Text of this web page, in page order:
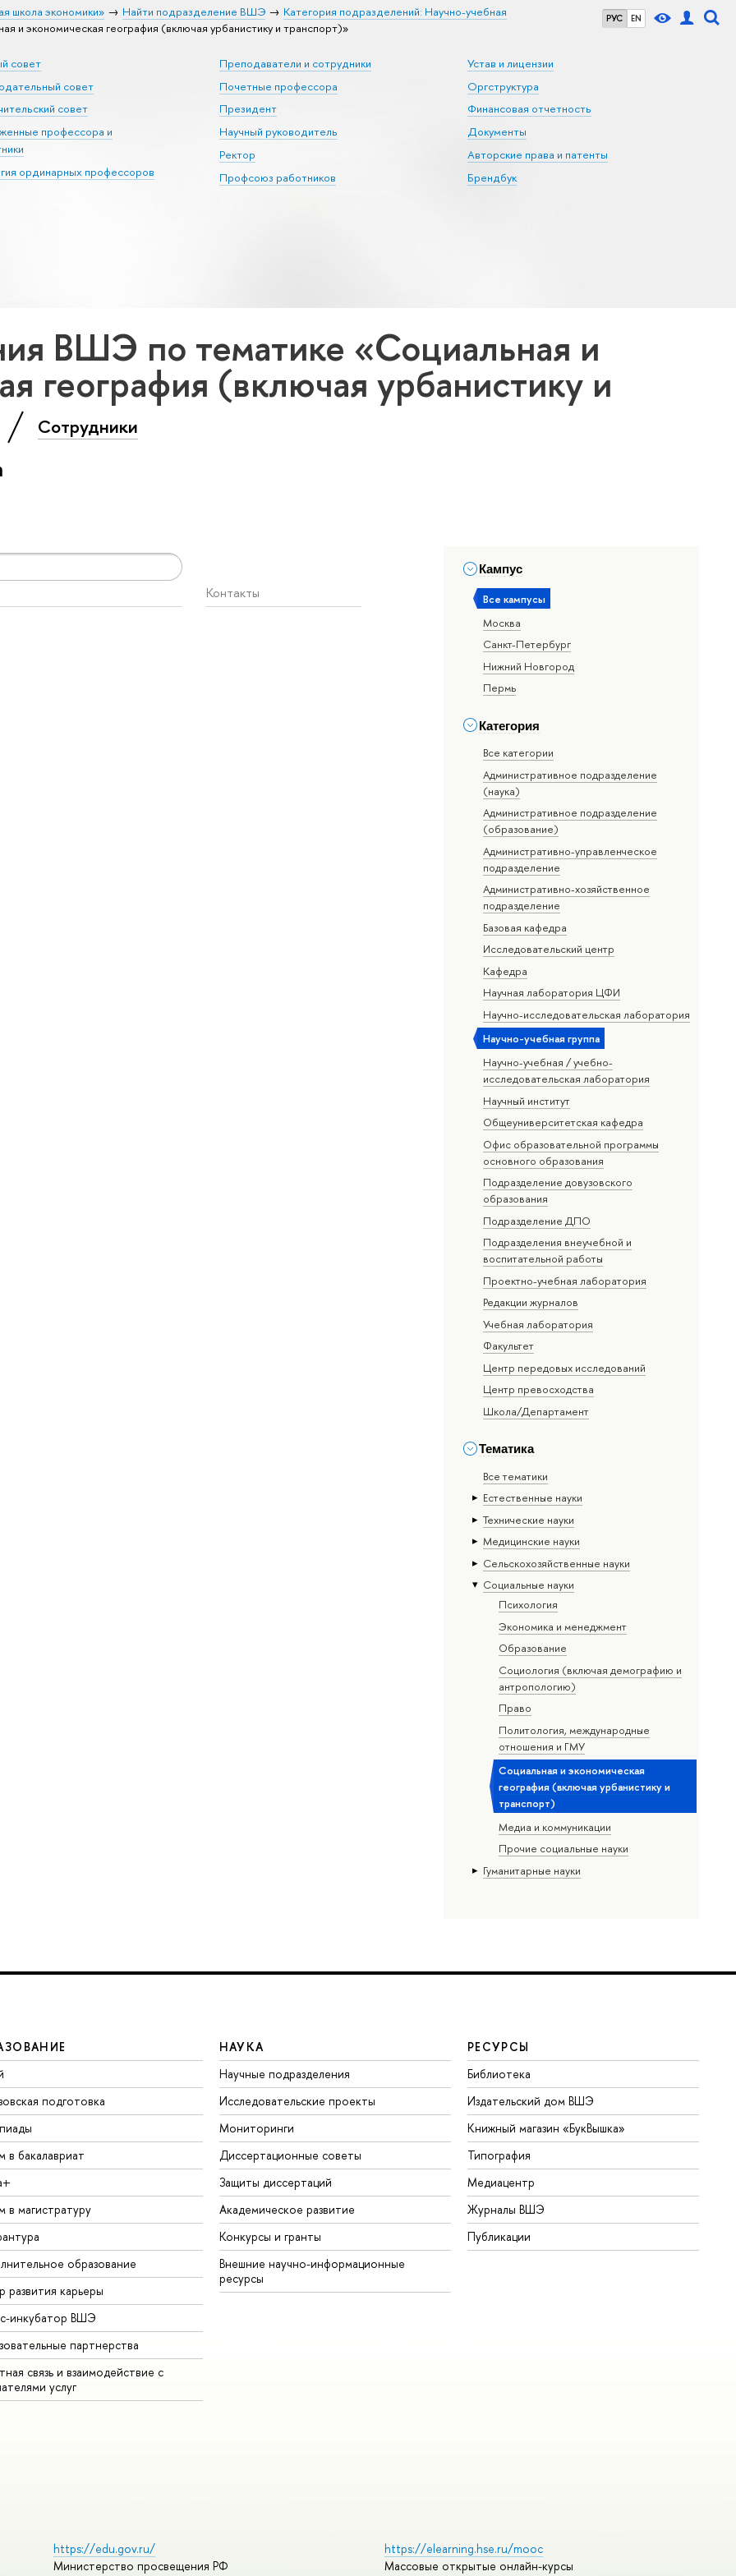
РУС EN
школа экономики» Найти подразделение ВШЭ
Категория подразделений: Научно-учебная
и экономическая география (включая урбанистику и транспорт)»
совет
совет
совет
профессора и
ординарных профессоров
Преподаватели и сотрудники
Почетные профессора
Президент
Научный руководитель
Ректор
Профсоюз работников
Устав и лицензии
Оргструктура
Финансовая отчетность
Документы
Авторские права и патенты
Брендбук
ВШЭ по тематике «Социальная и
география (включая урбанистику и
Сотрудники
Кампус
Все кампусы
Москва
Санкт-Петербург
Нижний Новгород
Пермь
Категория
Все категории
Административное подразделение
(наука)
Административное подразделение
(образование)
Административно-управленческое
подразделение
Административно-хозяйственное
подразделение
Базовая кафедра
Исследовательский центр
Кафедра
Научная лаборатория ЦФИ
Научно-исследовательская лаборатория
Научно-учебная группа
Научно-учебная / учебно-
исследовательская лаборатория
Научный институт
Общеуниверситетская кафедра
Офис образовательной программы
основного образования
Подразделение довузовского
образования
Подразделение ДПО
Подразделения внеучебной и
воспитательной работы
Проектно-учебная лаборатория
Редакции журналов
Учебная лаборатория
Факультет
Центр передовых исследований
Центр превосходства
Школа/Департамент
Тематика
Все тематики
Естественные науки
Тех­ничес­кие науки
Медицинские науки
Сельскохозяйственные науки
Социальные науки
Психология
Экономика и менеджмент
Образование
Социология (включая демографию и
антропологию)
Право
Политология, международные
отношения и ГМУ
Социальная и экономическая
география (включая урбанистику и
транспорт)
Медиа и коммуникации
Прочие социальные науки
Гуманитарные науки
Контакты
подготовка
в бакалавриат
в магистратуру
образование
развития карьеры
инкубатор ВШЭ
партнерства
связь и взаимодействие с
услуг
НАУКА
Научные подразделения
Исследовательские проекты
Мониторинги
Диссертационные советы
Защиты диссертаций
Академическое развитие
Конкурсы и гранты
Внешние научно-информационные
ресурсы
РЕСУРСЫ
Библиотека
Издательский дом ВШЭ
Книжный магазин «БукВышка»
Типография
Медиацентр
Журналы ВШЭ
Публикации
https://edu.gov.ru/
Министерство просвещения РФ
https://elearning.hse.ru/mooc
Массовые открытые онлайн-курсы